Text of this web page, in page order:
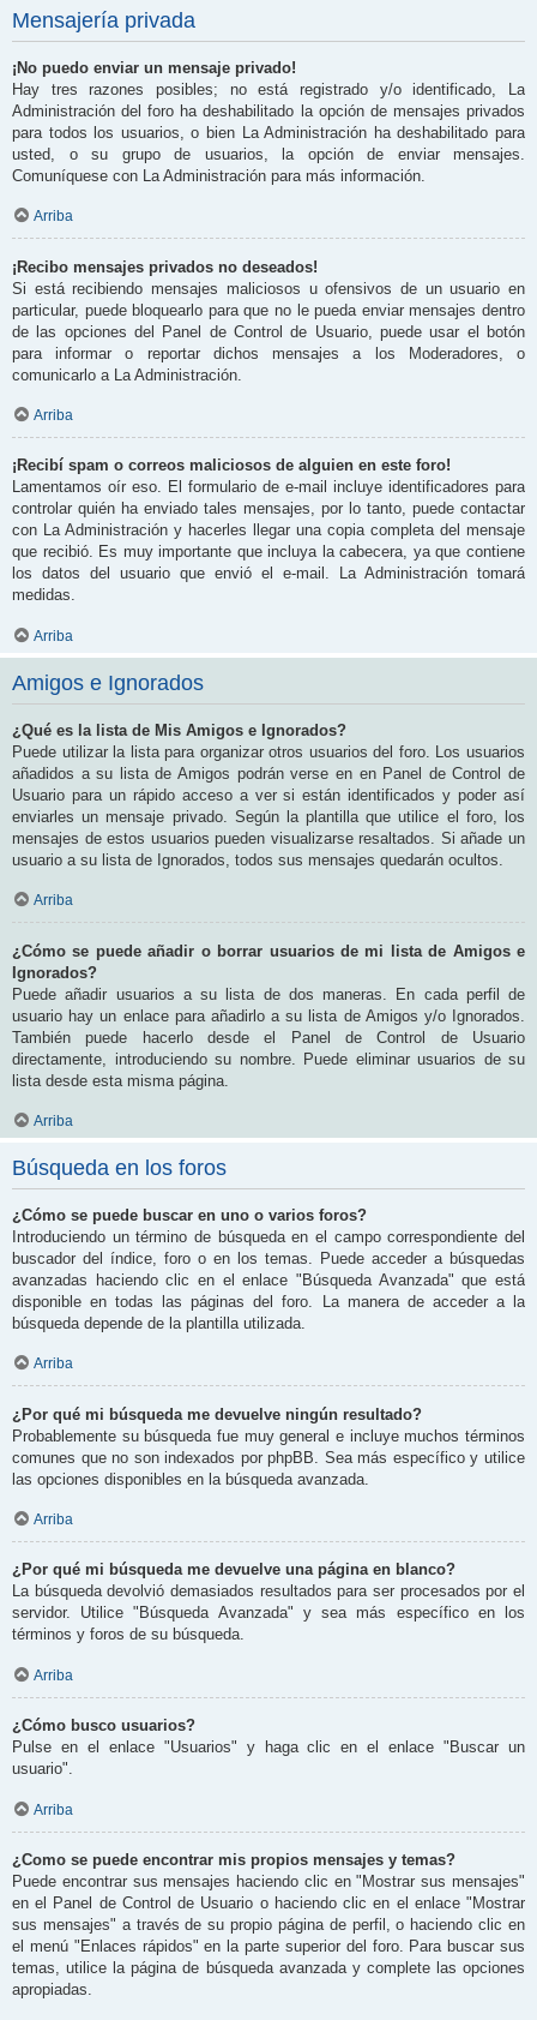
Mensajería privada
¡No puedo enviar un mensaje privado!
Hay tres razones posibles; no está registrado y/o identificado, La
Administración del foro ha deshabilitado la opción de mensajes privados
para todos los usuarios, o bien La Administración ha deshabilitado para
usted, o su grupo de usuarios, la opción de enviar mensajes.
Comuníquese con La Administración para más información.
Arriba
¡Recibo mensajes privados no deseados!
Si está recibiendo mensajes maliciosos u ofensivos de un usuario en
particular, puede bloquearlo para que no le pueda enviar mensajes dentro
de las opciones del Panel de Control de Usuario, puede usar el botón
para informar o reportar dichos mensajes a los Moderadores, o
comunicarlo a La Administración.
Arriba
¡Recibí spam o correos maliciosos de alguien en este foro!
Lamentamos oír eso. El formulario de e-mail incluye identificadores para
controlar quién ha enviado tales mensajes, por lo tanto, puede contactar
con La Administración y hacerles llegar una copia completa del mensaje
que recibió. Es muy importante que incluya la cabecera, ya que contiene
los datos del usuario que envió el e-mail. La Administración tomará
medidas.
Arriba
Amigos e Ignorados
¿Qué es la lista de Mis Amigos e Ignorados?
Puede utilizar la lista para organizar otros usuarios del foro. Los usuarios
añadidos a su lista de Amigos podrán verse en en Panel de Control de
Usuario para un rápido acceso a ver si están identificados y poder así
enviarles un mensaje privado. Según la plantilla que utilice el foro, los
mensajes de estos usuarios pueden visualizarse resaltados. Si añade un
usuario a su lista de Ignorados, todos sus mensajes quedarán ocultos.
Arriba
¿Cómo se puede añadir o borrar usuarios de mi lista de Amigos e
Ignorados?
Puede añadir usuarios a su lista de dos maneras. En cada perfil de
usuario hay un enlace para añadirlo a su lista de Amigos y/o Ignorados.
También puede hacerlo desde el Panel de Control de Usuario
directamente, introduciendo su nombre. Puede eliminar usuarios de su
lista desde esta misma página.
Arriba
Búsqueda en los foros
¿Cómo se puede buscar en uno o varios foros?
Introduciendo un término de búsqueda en el campo correspondiente del
buscador del índice, foro o en los temas. Puede acceder a búsquedas
avanzadas haciendo clic en el enlace "Búsqueda Avanzada" que está
disponible en todas las páginas del foro. La manera de acceder a la
búsqueda depende de la plantilla utilizada.
Arriba
¿Por qué mi búsqueda me devuelve ningún resultado?
Probablemente su búsqueda fue muy general e incluye muchos términos
comunes que no son indexados por phpBB. Sea más específico y utilice
las opciones disponibles en la búsqueda avanzada.
Arriba
¿Por qué mi búsqueda me devuelve una página en blanco?
La búsqueda devolvió demasiados resultados para ser procesados por el
servidor. Utilice "Búsqueda Avanzada" y sea más específico en los
términos y foros de su búsqueda.
Arriba
¿Cómo busco usuarios?
Pulse en el enlace "Usuarios" y haga clic en el enlace "Buscar un
usuario".
Arriba
¿Como se puede encontrar mis propios mensajes y temas?
Puede encontrar sus mensajes haciendo clic en "Mostrar sus mensajes"
en el Panel de Control de Usuario o haciendo clic en el enlace "Mostrar
sus mensajes" a través de su propio página de perfil, o haciendo clic en
el menú "Enlaces rápidos" en la parte superior del foro. Para buscar sus
temas, utilice la página de búsqueda avanzada y complete las opciones
apropiadas.